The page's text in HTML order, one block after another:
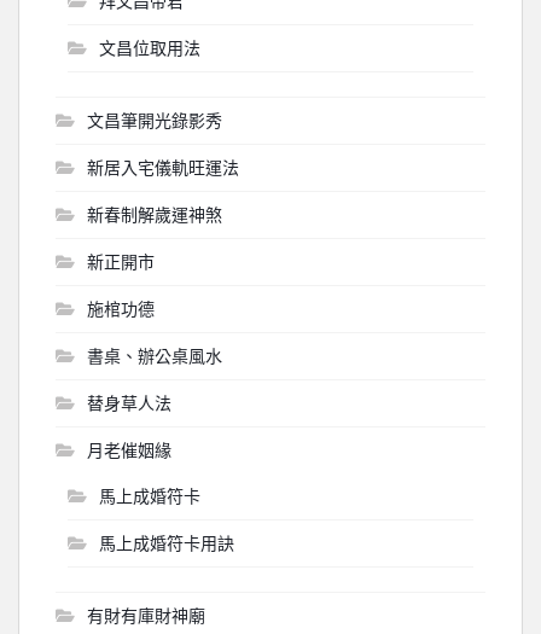
文昌位取用法
文昌筆開光錄影秀
新居入宅儀軌旺運法
新春制解歲運神煞
新正開市
施棺功德
書桌、辦公桌風水
替身草人法
月老催姻緣
馬上成婚符卡
馬上成婚符卡用訣
有財有庫財神廟